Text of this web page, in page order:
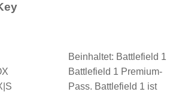
Beinhaltet: Battlefield 1
Battlefield 1 Premium-
Pass. Battlefield 1 ist